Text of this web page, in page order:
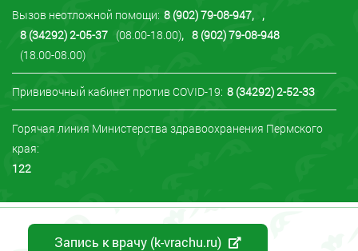
Вызов неотложной помощи: 8 (902) 79-08-947, ,
8 (34292) 2-05-37 (08.00-18.00), 8 (902) 79-08-948
(18.00-08.00)
Прививочный кабинет против COVID-19: 8 (34292) 2-52-33
Горячая линия Министерства здравоохранения Пермского
края:
122
Запись к врачу (k-vrachu.ru)